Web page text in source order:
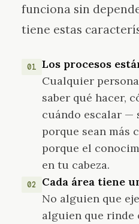
funciona sin
tiene estas
01
Los procesos
Cualquier
saber qué hacer,
cuándo escalar —
porque sean más
porque el
en tu cabeza.
02
Cada área tiene
No alguien que
alguien que rinde